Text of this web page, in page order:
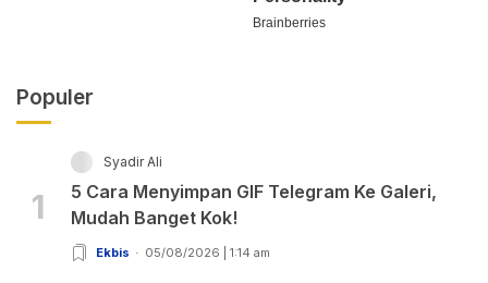
Populer
1
Syadir Ali
5 Cara Menyimpan GIF Telegram Ke Galeri,
Mudah Banget Kok!
Ekbis 05/08/2026 | 1:14 am